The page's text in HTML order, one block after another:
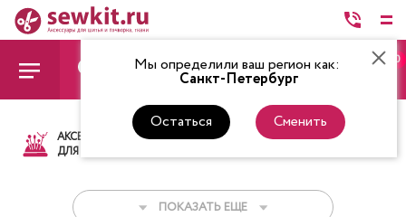
Мы определили ваш регион как:
Санкт-Петербург
Остаться Сменить
0
АКСЕССУАРЫ
ДЛЯ ШИТЬЯ
ТКАНИ НИТКИ
ПОКАЗАТЬ ЕЩЕ